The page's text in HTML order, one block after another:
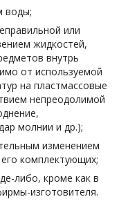
воды;
или
жидкостей,
внутрь
от используемой
на пластмассовые
непреодолимой
молнии и др.);
изменением
комплектующих;
либо, кроме как в
изготовителя.